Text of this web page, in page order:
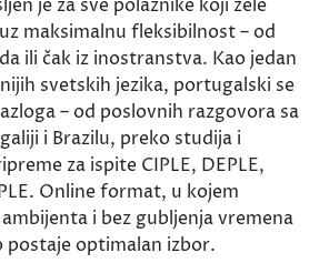
je za sve polaznike koji žele
maksimalnu fleksibilnost – od
ili čak iz inostranstva. Kao jedan
svetskih jezika, portugalski se
– od poslovnih razgovora sa
i Brazilu, preko studija i
za ispite CIPLE, DEPLE,
Online format, u kojem
i bez gubljenja vremena
postaje optimalan izbor.